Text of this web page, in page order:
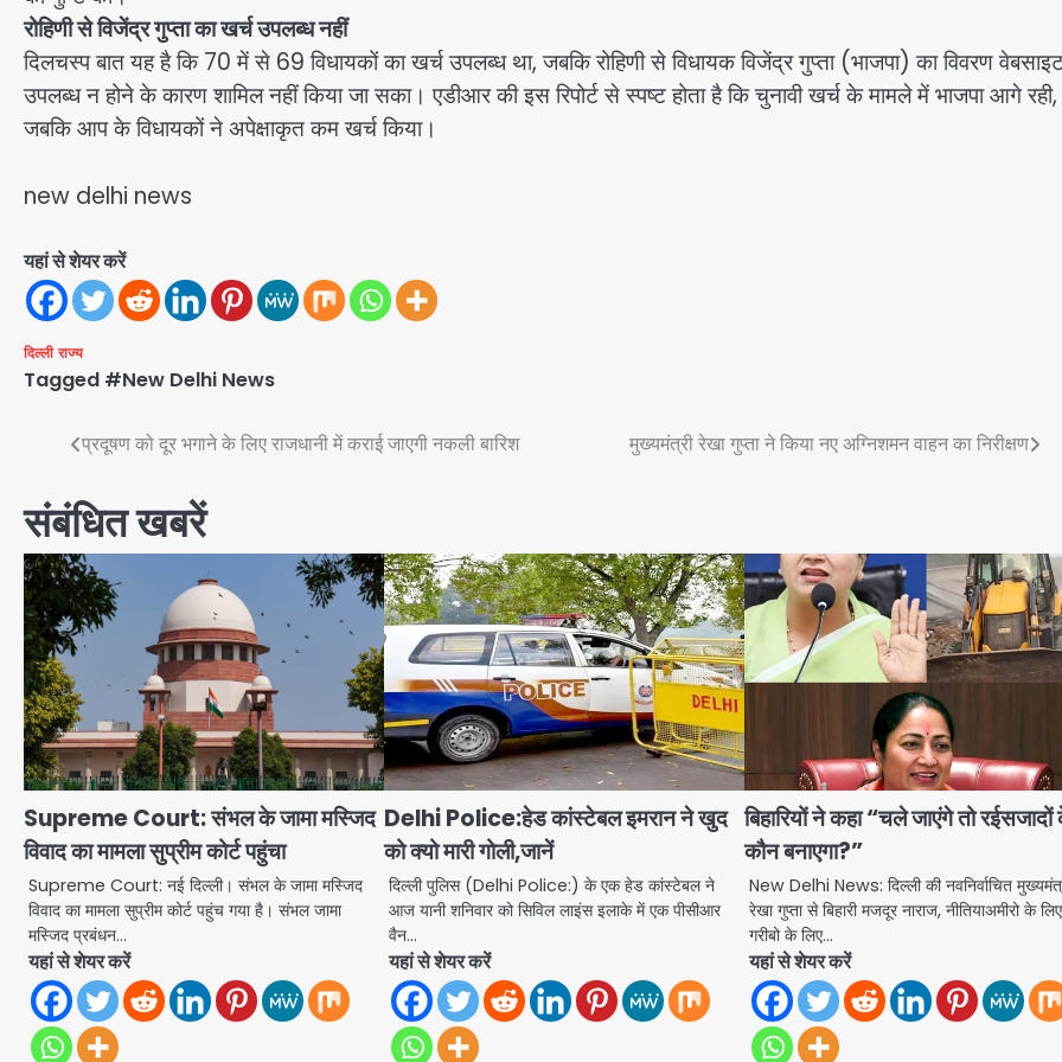
रोहिणी से विजेंद्र गुप्ता का खर्च उपलब्ध नहीं
दिलचस्प बात यह है कि 70 में से 69 विधायकों का खर्च उपलब्ध था, जबकि रोहिणी से विधायक विजेंद्र गुप्ता (भाजपा) का विवरण
उपलब्ध न होने के कारण शामिल नहीं किया जा सका। एडीआर की इस रिपोर्ट से स्पष्ट होता है कि चुनावी खर्च के मामले में भाजपा आगे रही,
जबकि आप के विधायकों ने अपेक्षाकृत कम खर्च किया।
new delhi news
यहां से शेयर करें
दिल्ली राज्य
Tagged #New Delhi News
Post
navigation
प्रदूषण को दूर भगाने के लिए राजधानी में कराई जाएगी नकली बारिश मुख्यमंत्री रेखा गुप्ता ने किया नए अग्निशमन वाहन का निरीक्षण
संबंधित खबरें
Supreme Court: संभल के जामा मस्जिद
विवाद का मामला सुप्रीम कोर्ट पहुंचा
Supreme Court: नई दिल्ली। संभल के जामा मस्जिद
विवाद का मामला सुप्रीम कोर्ट पहुंच गया है। संभल जामा
मस्जिद प्रबंधन…
यहां से शेयर करें
Delhi Police:हेड कांस्टेबल इमरान ने खुद
को क्यो मारी गोली,जानें
दिल्ली पुलिस (Delhi Police:) के एक हेड कांस्टेबल ने
आज यानी शनिवार को सिविल लाइंस इलाके में एक पीसीआर
वैन…
यहां से शेयर करें
बिहारियों ने कहा “चले जाएंगे तो
कौन बनाएगा?”
New Delhi News: दिल्ली की नवनिर्वाचित
रेखा गुप्ता से बिहारी मजदूर नाराज, नीतियाअमीरो के
गरीबो के लिए…
यहां से शेयर करें